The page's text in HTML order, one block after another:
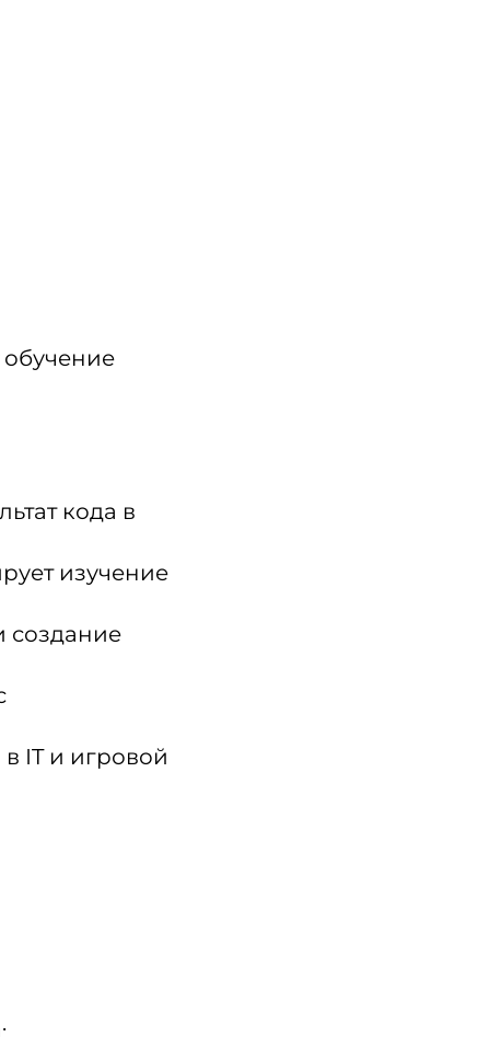
обучение
кода в
изучение
создание
IT и игровой